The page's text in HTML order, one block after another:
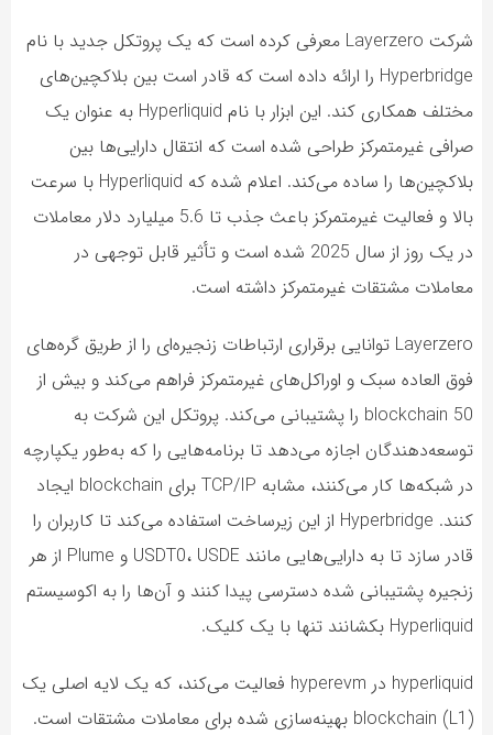
شرکت Layerzero معرفی کرده است که یک پروتکل جدید با نام
Hyperbridge را ارائه داده است که قادر است بین بلاکچین‌های
مختلف همکاری کند. این ابزار با نام Hyperliquid به عنوان یک
صرافی غیرمتمرکز طراحی شده است که انتقال دارایی‌ها بین
بلاکچین‌ها را ساده می‌کند. اعلام شده که Hyperliquid با سرعت
بالا و فعالیت غیرمتمرکز باعث جذب تا 5.6 میلیارد دلار معاملات
در یک روز از سال 2025 شده است و تأثیر قابل توجهی در
معاملات مشتقات غیرمتمرکز داشته است.
Layerzero توانایی برقراری ارتباطات زنجیره‌ای را از طریق گره‌های
فوق العاده سبک و اوراکل‌های غیرمتمرکز فراهم می‌کند و بیش از
50 blockchain را پشتیبانی می‌کند. پروتکل این شرکت به
توسعه‌دهندگان اجازه می‌دهد تا برنامه‌هایی را که به‌طور یکپارچه
در شبکه‌ها کار می‌کنند، مشابه TCP/IP برای blockchain ایجاد
کنند. Hyperbridge از این زیرساخت استفاده می‌کند تا کاربران را
قادر سازد تا به دارایی‌هایی مانند USDT0، USDE و Plume از هر
زنجیره پشتیبانی شده دسترسی پیدا کنند و آن‌ها را به اکوسیستم
Hyperliquid بکشانند تنها با یک کلیک.
hyperliquid در hyperevm فعالیت می‌کند، که یک لایه اصلی یک
(L1) blockchain بهینه‌سازی شده برای معاملات مشتقات است.